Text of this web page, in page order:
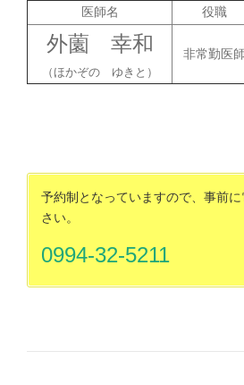
医師名 役職
外薗 幸和
（ほかぞの ゆきと）
非常勤医師
予約制となっていますので、事前
さい。
0994-32-5211